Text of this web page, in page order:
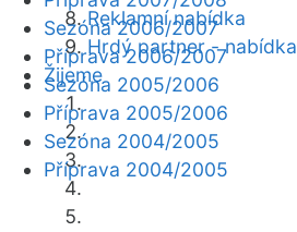
Reklamní nabídka
Hrdý partner - nabídka
Žijeme
Sezóna 2006/2007
Příprava 2006/2007
Sezóna 2005/2006
Příprava 2005/2006
Sezóna 2004/2005
Příprava 2004/2005